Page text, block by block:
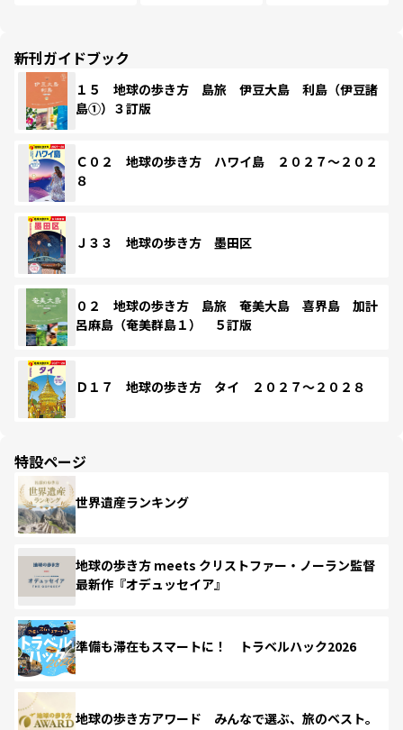
新刊ガイドブック
１５ 地球の歩き方 島旅 伊豆大島 利島（伊豆諸
島①）３訂版
Ｃ０２ 地球の歩き方 ハワイ島 ２０２７～２０２
８
Ｊ３３ 地球の歩き方 墨田区
０２ 地球の歩き方 島旅 奄美大島 喜界島 加計
呂麻島（奄美群島１） ５訂版
Ｄ１７ 地球の歩き方 タイ ２０２７～２０２８
特設ページ
世界遺産ランキング
地球の歩き方 meets クリストファー・ノーラン監督
最新作『オデュッセイア』
準備も滞在もスマートに！ トラベルハック2026
地球の歩き方アワード みんなで選ぶ、旅のベスト。